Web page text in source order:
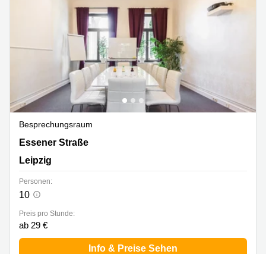
Besprechungsraum
Essener Straße 100, Leipzig
Essener Straße
Leipzig
Personen:
10
Preis pro Stunde:
ab 29 €
Info & Preise Sehen